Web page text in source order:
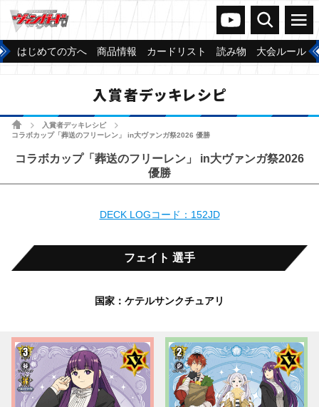
ヴァンガードch
検索 メニュー
はじめての方へ 商品情報 カードリスト 読み物 大会ルール
入賞者デッキレシピ
ホーム 入賞者デッキレシピ
コラボカップ「葬送のフリーレン」 in大ヴァンガ祭2026 優勝
コラボカップ「葬送のフリーレン」 in大ヴァンガ祭2026
優勝
DECK LOGコード：152JD
フェイト 選手
国家：ケテルサンクチュアリ